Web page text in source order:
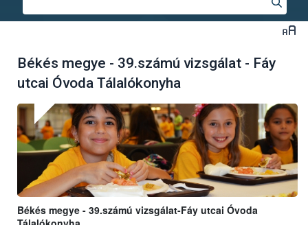
Békés megye - 39.számú vizsgálat - Fáy
utcai Óvoda Tálalókonyha
Békés megye - 39.számú vizsgálat-Fáy utcai Óvoda